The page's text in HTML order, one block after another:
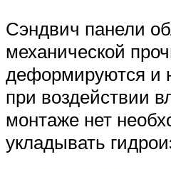
Сэндвич панели
механической
деформируются и
при воздействии
монтаже нет
укладывать